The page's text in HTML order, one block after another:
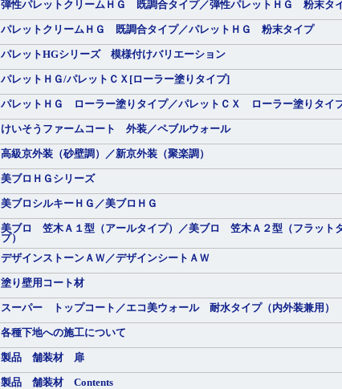
弾性パレットクリームＨＧ 既調合タイプ／弾性パレットＨＧ 粉末タ
パレットクリームＨＧ 既調合タイプ／パレットＨＧ 粉末タイプ
パレットHGシリーズ 模様付けバリエーション
パレットＨＧ/パレットＣＸ[ローラー塗りタイプ]
パレットＨＧ ローラー塗りタイプ／パレットＣＸ ローラー塗りタイ
けいそうファームコート 外装／ペブルウォール
高級京外装（砂壁調）／新京外装（聚楽調）
美ブロＨＧシリーズ
美ブロシルキーＨＧ／美ブロＨＧ
美ブロ 笠木Ａ１型（アールタイプ）／美ブロ 笠木Ａ２型（フラット
プ）
デザインストーンＡＷ／デザインシートＡＷ
塗り壁用コート材
スーパー トップコート／エコ美ウォール 耐水タイプ（内外装兼用）
各種下地への施工について
製品 舗装材 扉
製品 舗装材 Contents